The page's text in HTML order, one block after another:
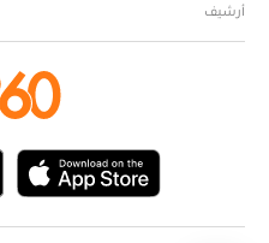
أرشيف